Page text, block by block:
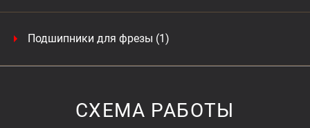
Подшипники для фрезы (1)
СХЕМА РАБОТЫ